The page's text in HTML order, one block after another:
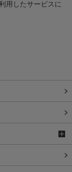
用したサービスに